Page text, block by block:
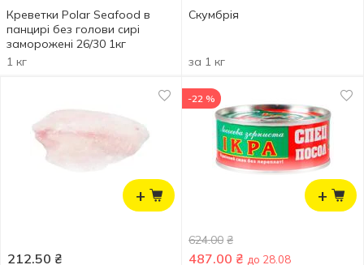
Креветки Polar Seafood в
панцирі без голови сирі
заморожені 26/30 1кг
1 кг
Скумбрія
за 1 кг
+
212.50 ₴
+
-22 %
624.00 ₴
487.00 ₴ до 28.08